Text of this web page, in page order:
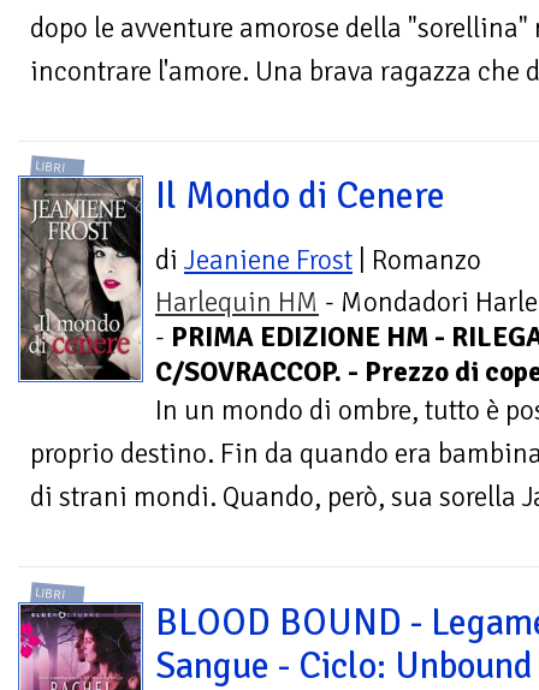
dopo le avventure amorose della
incontrare l'amore. Una brava ragazza che
LIBRI
Il Mondo di Cenere
di Jeaniene Frost | Romanzo
Harlequin HM - Mondadori
- PRIMA EDIZIONE HM -
C/SOVRACCOP. - Prezzo di
In un mondo di ombre, tutto è
proprio destino. Fin da quando era
di strani mondi. Quando, però, sua sorella
LIBRI
BLOOD BOUND -
Sangue - Ciclo: Unbound